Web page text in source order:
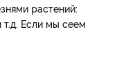
растений:
т.д. Если мы сеем